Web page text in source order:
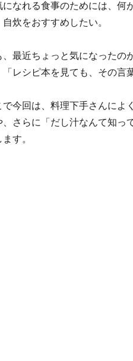
になれる食事のためには、何
自炊をおすすめしたい。
、最近ちょっと気になったの
「レシピ本を見ても、その言
で今回は、料理下手さんによ
、さらに「だし汁なんて知っ
す。